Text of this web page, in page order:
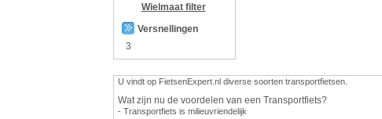
Wielmaatfilter
Versnellingen
3
U vindt op FietsenExpert.nl diverse soorten transportfietsen.
Wat zijn nu de voordelen van een Transportfiets?
- Transportfiets is milieuvriendelijk